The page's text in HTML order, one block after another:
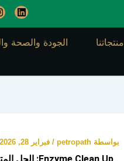
L
i
n
e
n
منتجاتنا الجودة والصحة
بواسطة petropath
/ فبراير 28, 2026